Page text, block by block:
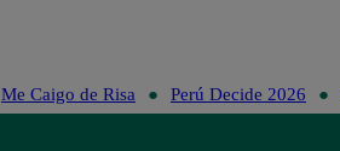
Me Caigo de Risa Perú Decide 2026